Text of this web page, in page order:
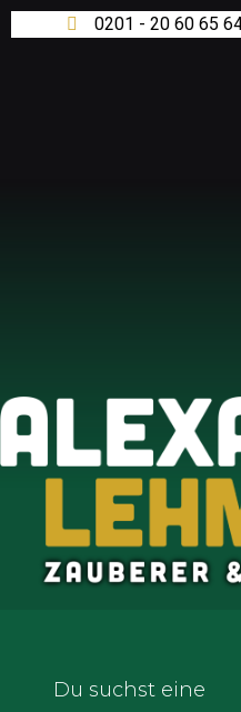
0201 - 20 60 65
Du suchst eine